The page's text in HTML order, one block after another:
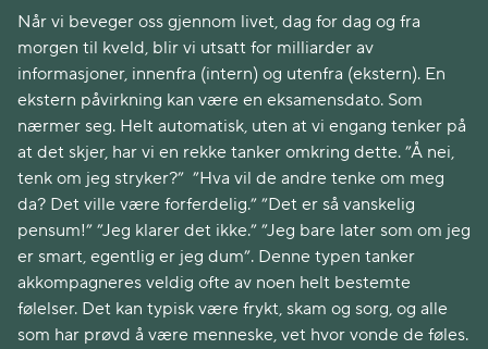
Når vi beveger oss gjennom livet, dag for dag og fra
morgen til kveld, blir vi utsatt for milliarder av
informasjoner, innenfra (intern) og utenfra (ekstern). En
ekstern påvirkning kan være en eksamensdato. Som
nærmer seg. Helt automatisk, uten at vi engang tenker på
at det skjer, har vi en rekke tanker omkring dette. ”Å nei,
tenk om jeg stryker?” ”Hva vil de andre tenke om meg
da? Det ville være forferdelig.” ”Det er så vanskelig
pensum!” ”Jeg klarer det ikke.” ”Jeg bare later som om jeg
er smart, egentlig er jeg dum”. Denne typen tanker
akkompagneres veldig ofte av noen helt bestemte
følelser. Det kan typisk være frykt, skam og sorg, og alle
som har prøvd å være menneske, vet hvor vonde de føles.